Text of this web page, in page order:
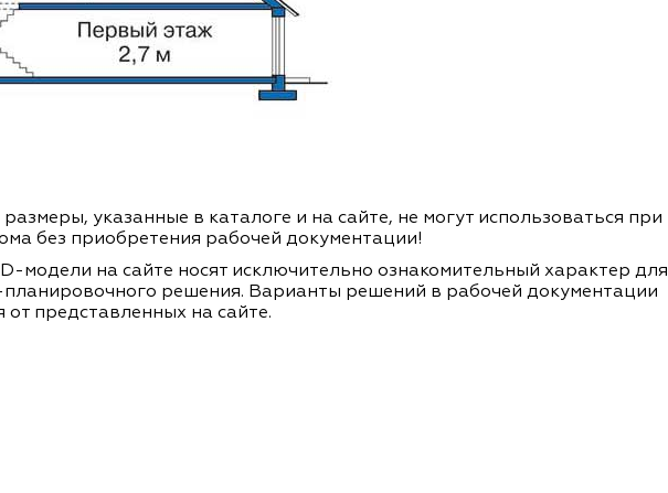
указанные в каталоге и на сайте, не могут использоваться при
без приобретения рабочей документации!
модели на сайте носят исключительно ознакомительный характер для
решения. Варианты решений в рабочей документации
от представленных на сайте.